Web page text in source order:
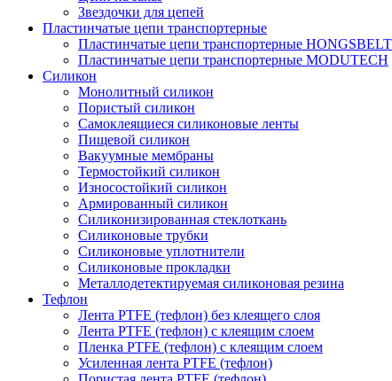
Звездочки для цепей
Пластинчатые цепи транспортерные
Пластинчатые цепи транспортерные HONGSBELT
Пластинчатые цепи транспортерные MODUTECH
Силикон
Монолитный силикон
Пористый силикон
Самоклеящиеся силиконовые ленты
Пищевой силикон
Вакуумные мембраны
Термостойкий силикон
Износостойкий силикон
Армированный силикон
Силиконизированная стеклоткань
Силиконовые трубки
Силиконовые уплотнители
Силиконовые прокладки
Металлодетектируемая силиконовая резина
Тефлон
Лента PTFE (тефлон) без клеящего слоя
Лента PTFE (тефлон) с клеящим слоем
Пленка PTFE (тефлон) с клеящим слоем
Усиленная лента PTFE (тефлон)